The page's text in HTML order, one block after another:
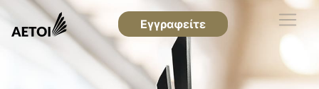
Εγγραφείτε